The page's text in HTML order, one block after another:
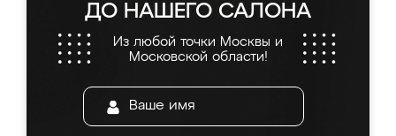
ДО НАШЕГО САЛОНА
Из любой точки Москвы и
Московской области!